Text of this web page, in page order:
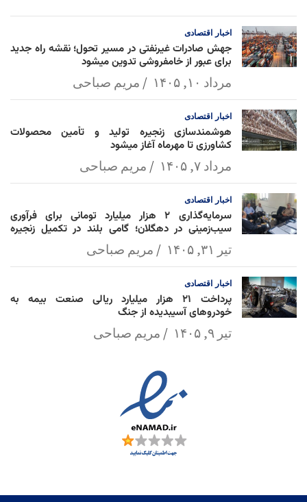
p
k
l
اخبار اقتصادی
جهش صادرات غیرنفتی در مسیر تحول؛ نقشه راه جدید
برای عبور از خامفروشی تدوین میشود
مرداد ۱۰, ۱۴۰۵ مریم صباحی
اخبار اقتصادی
هوشمندسازی زنجیره تولید و تأمین محصولات
کشاورزی تا مهرماه آغاز میشود
مرداد ۷, ۱۴۰۵ مریم صباحی
اخبار اقتصادی
سرمایه‌گذاری ۲ هزار میلیارد تومانی برای فرآوری
سیب‌زمینی در دهگلان؛ گامی بلند در تکمیل زنجیره
ارزش کشاورزیتیر ۳۱, ۱۴۰۵ مریم صباحی
اخبار اقتصادی
پرداخت ۲۱ هزار میلیارد ریالی صنعت بیمه به
خودروهای آسیبدیده از جنگ
تیر ۹, ۱۴۰۵ مریم صباحی